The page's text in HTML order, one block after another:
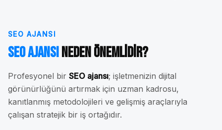
SEO AJANSI
SEO AjansıNeden Önemlidir?
Profesyonel bir SEO ajansı; işletmenizin dijital
görünürlüğünü artırmak için uzman kadrosu,
kanıtlanmış metodolojileri ve gelişmiş araçlarıyla
çalışan stratejik bir iş ortağıdır.